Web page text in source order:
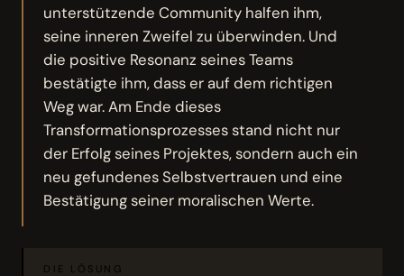
unterstützende Community halfen ihm,
seine inneren Zweifel zu überwinden. Und
die positive Resonanz seines Teams
bestätigte ihm, dass er auf dem richtigen
Weg war. Am Ende dieses
Transformationsprozesses stand nicht nur
der Erfolg seines Projektes, sondern auch ein
neu gefundenes Selbstvertrauen und eine
Bestätigung seiner moralischen Werte.
DIE LÖSUNG